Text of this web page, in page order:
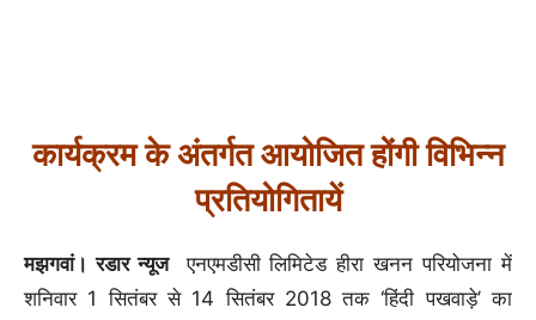
कार्यक्रम के अंतर्गत आयोजित होंगी विभिन्न
प्रतियोगितायें
मझगवां। रडार न्यूज
एनएमडीसी लिमिटेड हीरा खनन परियोजना में
शनिवार 1 सितंबर से 14 सितंबर 2018 तक ‘हिंदी पखवाड़े’ का